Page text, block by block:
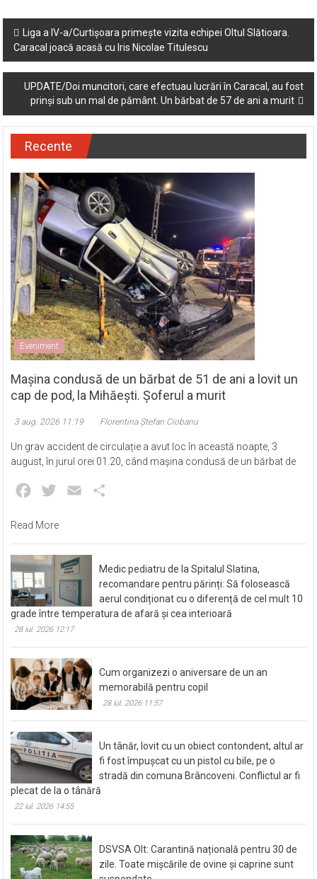
Post
navigation
Liga a IV-a/Curtișoara primește vizita echipei Oltul Slătioara.
Caracal joacă acasă cu Iris Nicolae Titulescu
UPDATE/Doi muncitori, care efectuau lucrări în Caracal, au fost
prinși sub un mal de pământ. Un bărbat de 57 de ani a murit
Recente
Eveniment
Mașina condusă de un bărbat de 51 de ani a lovit un
cap de pod, la Mihăești. Șoferul a murit
3 aug. 2026 11:19 Florentina Ștefan Ciobanu
Un grav accident de circulație a avut loc în această noapte, 3
august, în jurul orei 01.20, când mașina condusă de un bărbat de
Facebook
Twitter Email
Read More
Medic pediatru de la Spitalul Slatina,
recomandare pentru părinți: Să folosească
aerul condiționat cu o diferență de cel mult 10
grade între temperatura de afară și cea interioară
28 iul. 2026 12:17
Cum organizezi o aniversare de un an
memorabilă pentru copil
28 iul. 2026 11:57
Un tânăr, lovit cu un obiect contondent, altul ar
fi fost împușcat cu un pistol cu bile, pe o
stradă din comuna Brâncoveni. Conflictul ar fi
plecat de la o tânără
22 iul. 2026 14:55
DSVSA Olt: Carantină națională pentru 30 de
zile. Toate mișcările de ovine și caprine sunt